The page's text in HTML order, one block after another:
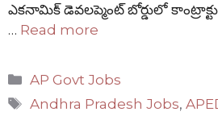
ఎకనామిక్ డెవలప్మెంట్ బోర్డులో
… Read more
Categories
AP Govt Jobs
Tags
Andhra Pradesh Jobs,